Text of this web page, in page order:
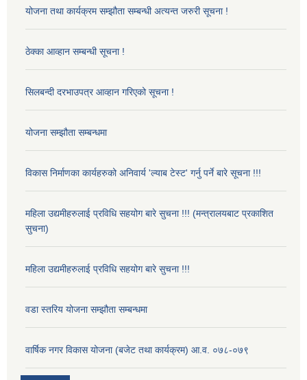
योजना तथा कार्यक्रम सम्झौता सम्बन्धी अत्यन्त जरुरी सूचना !
ठेक्का आव्हान सम्बन्धी सूचना !
सिलबन्दी दरभाउपत्र आव्हान गरिएको सूचना !
योजना सम्झौता सम्बन्धमा
विकास निर्माणका कार्यहरुको अनिवार्य 'ल्याब टेस्ट' गर्नु पर्ने बारे सूचना !!!
महिला उद्यमीहरुलाई प्रविधि सहयोग बारे सुचना !!! (मन्त्रालयबाट प्रकाशित
सुचना)
महिला उद्यमीहरुलाई प्रविधि सहयोग बारे सुचना !!!
वडा स्तरिय योजना सम्झौता सम्बन्धमा
वार्षिक नगर विकास योजना (बजेट तथा कार्यक्रम) आ.व. ०७८-०७९